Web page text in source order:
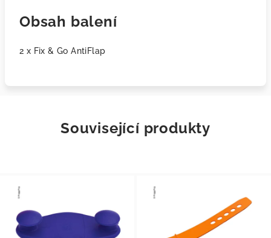
Obsah balení
2 x Fix & Go AntiFlap
Související produkty